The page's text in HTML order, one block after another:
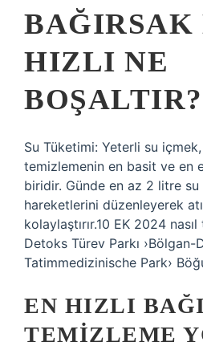
BAĞIRSAK
HIZLI NE
BOŞALTIR?
Su Tüketimi: Yeterli su içmek,
temizlemenin en basit ve en
biridir. Günde en az 2 litre su
hareketlerini düzenleyerek
kolaylaştırır.10 EK 2024
Detoks Türev Parkı ›Bölgan-
Tatimmedizinische Park›
EN HIZLI
TEMIZLEME